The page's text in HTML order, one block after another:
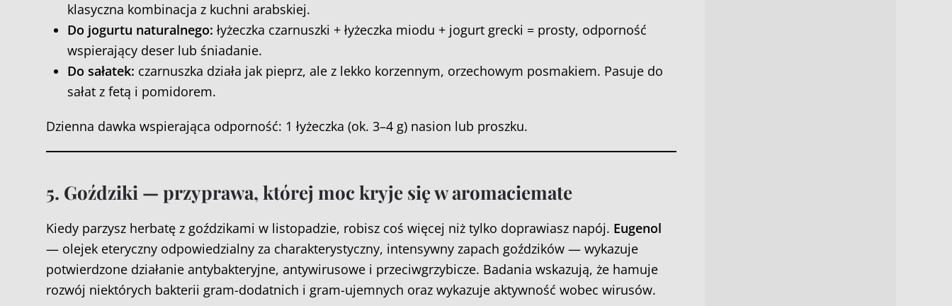
klasyczna kombinacja z kuchni arabskiej.
Do jogurtu naturalnego: łyżeczka czarnuszki + łyżeczka miodu + jogurt grecki = prosty, odporność
wspierający deser lub śniadanie.
Do sałatek: czarnuszka działa jak pieprz, ale z lekko korzennym, orzechowym posmakiem. Pasuje do
sałat z fetą i pomidorem.
Dzienna dawka wspierająca odporność: 1 łyżeczka (ok. 3–4 g) nasion lub proszku.
5. Goździki — przyprawa, której moc kryje się w aromaciemate
Kiedy parzysz herbatę z goździkami w listopadzie, robisz coś więcej niż tylko doprawiasz napój. Eugenol
— olejek eteryczny odpowiedzialny za charakterystyczny, intensywny zapach goździków — wykazuje
potwierdzone działanie antybakteryjne, antywirusowe i przeciwgrzybicze. Badania wskazują, że hamuje
rozwój niektórych bakterii gram-dodatnich i gram-ujemnych oraz wykazuje aktywność wobec wirusów.